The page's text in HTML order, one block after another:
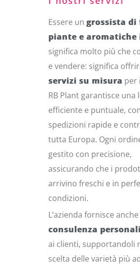
Essere un grossista
piante e aromatiche
significa molto più che
e vendere: significa
servizi su misura per
RB Plant garantisce una
efficiente e puntuale,
spedizioni rapide e
tutta Europa. Ogni
gestito con precisione,
assicurando che i
arrivino freschi e in
condizioni.
L’azienda fornisce anche
consulenza
ai clienti, supportandoli
scelta delle varietà più